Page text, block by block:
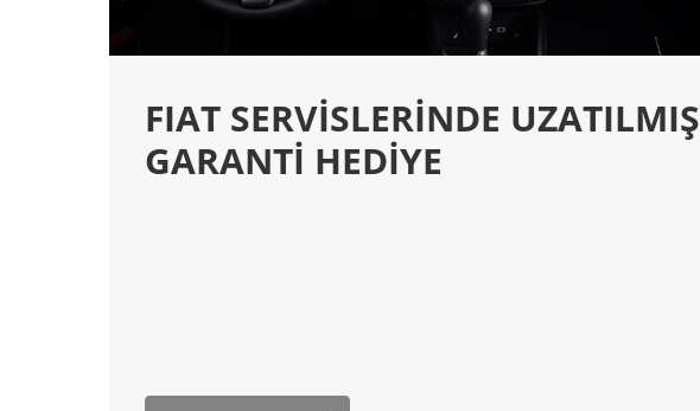
FIAT SERVİSLERİNDE UZATILMIŞ
GARANTİ HEDİYE